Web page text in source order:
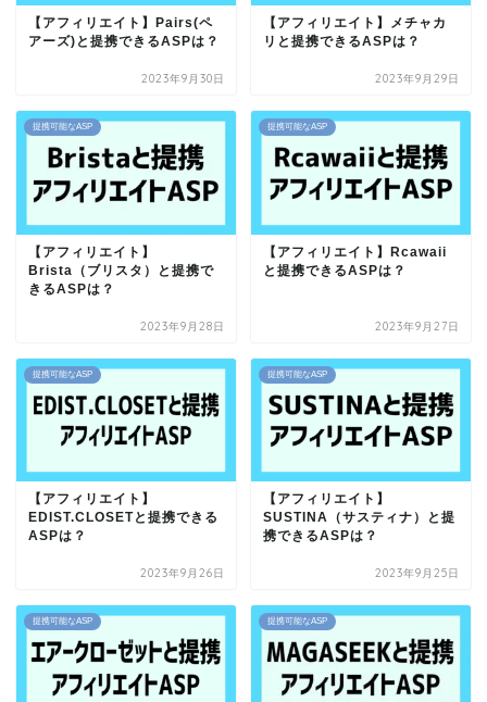
【アフィリエイト】Pairs(ペ
アーズ)と提携できるASPは？
2023年9月30日
【アフィリエイト】メチャカ
リと提携できるASPは？
2023年9月29日
提携可能なASP
【アフィリエイト】
Brista（ブリスタ）と提携で
きるASPは？
2023年9月28日
提携可能なASP
【アフィリエイト】Rcawaii
と提携できるASPは？
2023年9月27日
提携可能なASP
【アフィリエイト】
EDIST.CLOSETと提携できる
ASPは？
2023年9月26日
提携可能なASP
【アフィリエイト】
SUSTINA（サスティナ）と提
携できるASPは？
2023年9月25日
提携可能なASP 提携可能なASP